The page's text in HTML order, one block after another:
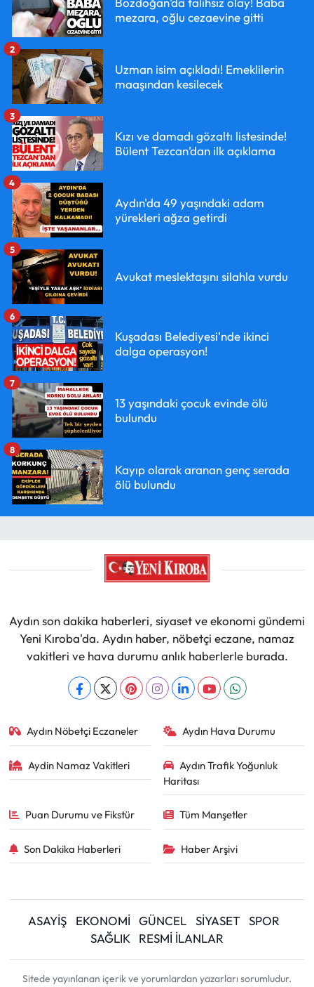
mezara, oğlu cezaevine gitti
Uzman isim açıkladı! Emeklilerin
maaşından kesilecek
2
Kızı ve damadı gözaltı listesinde!
Bülent Tezcan’dan ilk açıklama
3
Aydın'da 49 yaşındaki adam
yürekleri ağza getirdi
4
Avukat meslektaşını silahla vurdu
5
Kuşadası Belediyesi'nde ikinci
dalga operasyon!
6
13 yaşındaki çocuk evinde ölü
bulundu
7
Kayıp olarak aranan genç serada
ölü bulundu
8
Aydın son dakika haberleri, siyaset ve ekonomi gündemi
Yeni Kıroba'da. Aydın haber, nöbetçi eczane, namaz
vakitleri ve hava durumu anlık haberlerle burada.
Aydın Nöbetçi Eczaneler Aydın Hava Durumu
Aydin Namaz Vakitleri
Aydın Trafik Yoğunluk
Haritası
Puan Durumu ve Fikstür Tüm Manşetler
Son Dakika Haberleri Haber Arşivi
ASAYİŞ EKONOMİ GÜNCEL SİYASET
SPOR
SAĞLIK
RESMİ İLANLAR
Sitede yayınlanan içerik ve yorumlardan yazarları sorumludur.